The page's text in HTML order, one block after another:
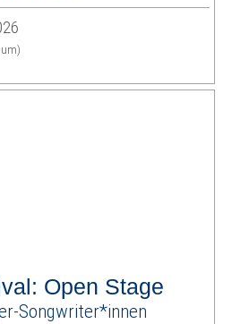
Open Stage
Songwriter*innen